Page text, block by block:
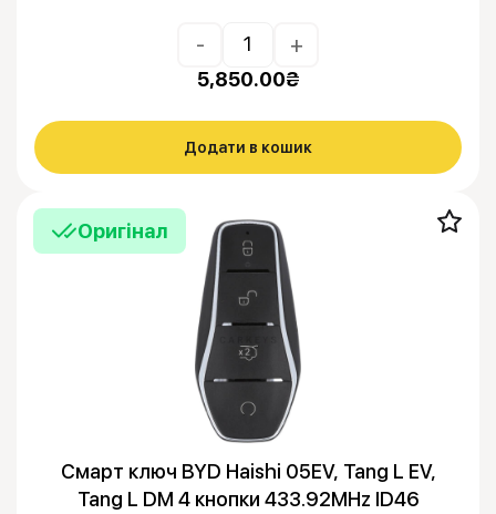
- +
5,850.00₴
Додати в кошик
Смарт ключ BYD Haishi 05EV, Tang L EV,
Tang L DM 4 кнопки 433.92MHz ID46
Оригінал